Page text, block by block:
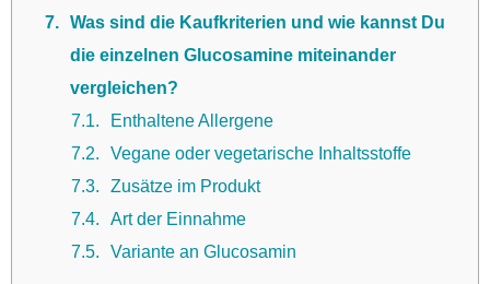
7
Was sind die Kaufkriterien und wie kannst Du
die einzelnen Glucosamine miteinander
vergleichen?
7.1
Enthaltene Allergene
7.2
Vegane oder vegetarische Inhaltsstoffe
7.3
Zusätze im Produkt
7.4
Art der Einnahme
7.5
Variante an Glucosamin